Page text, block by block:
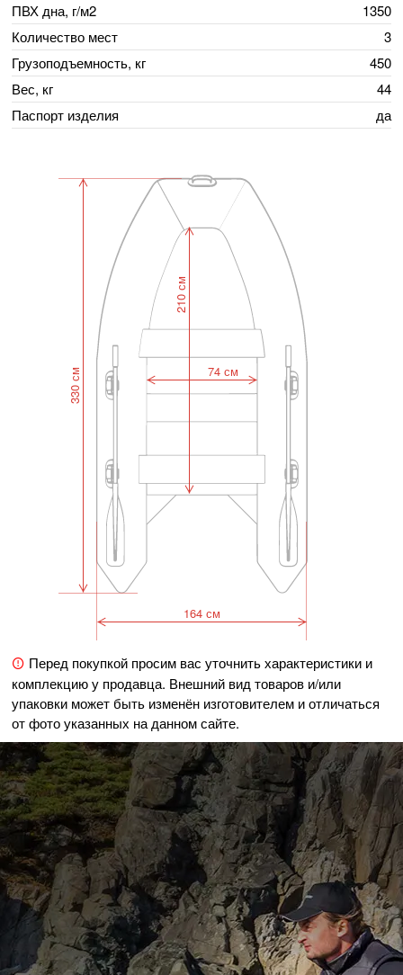
ПВХ дна, г/м2
1350
Количество мест
3
Грузоподъемность, кг
450
Вес, кг
44
Паспорт изделия
да
74 см
210 см
164 см
330 см
Перед покупкой просим вас уточнить характеристики и
комплекцию у продавца. Внешний вид товаров и/или
упаковки может быть изменён изготовителем и отличаться
от фото указанных на данном сайте.